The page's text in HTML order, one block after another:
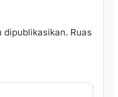
dipublikasikan. Ruas